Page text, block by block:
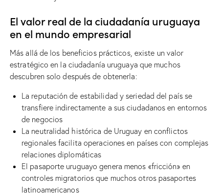
El valor real de la ciudadanía uruguaya
en el mundo empresarial
Más allá de los beneficios prácticos, existe un valor
estratégico en la ciudadanía uruguaya que muchos
descubren solo después de obtenerla:
La reputación de estabilidad y seriedad del país se
transfiere indirectamente a sus ciudadanos en entornos
de negocios
La neutralidad histórica de Uruguay en conflictos
regionales facilita operaciones en países con complejas
relaciones diplomáticas
El pasaporte uruguayo genera menos «fricción» en
controles migratorios que muchos otros pasaportes
latinoamericanos